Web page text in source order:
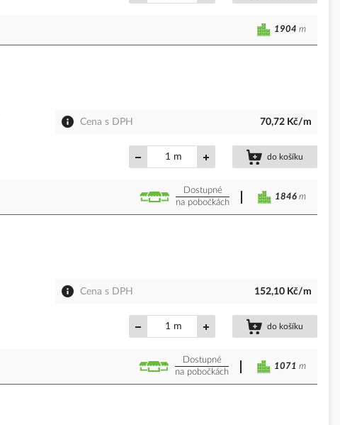
1904 m
Cena s DPH 70,72 Kč/m
m do košíku
Dostupné
na pobočkách
1846 m
Cena s DPH 152,10 Kč/m
m do košíku
Dostupné
na pobočkách
1071 m